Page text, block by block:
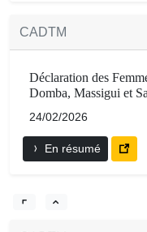
CADTM
Déclaration des
Domba, Massigui et
24/02/2026
En résumé